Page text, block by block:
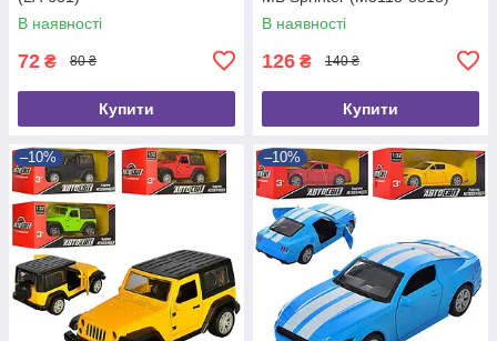
В наявності
72 ₴ 80 ₴
Купити
В наявності
126 ₴ 140 ₴
Купити
–10% –10%